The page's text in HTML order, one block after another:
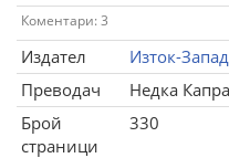
Коментари: 3
Издател
Изток-Запад
Преводач
Недка
Брой
страници
330